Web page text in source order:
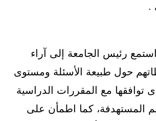
.
رئيس الجامعة إلى آراء
حول طبيعة الأسئلة ومستوى
توافقها مع المقررات الدراسية
المستهدفة، كما اطمأن على